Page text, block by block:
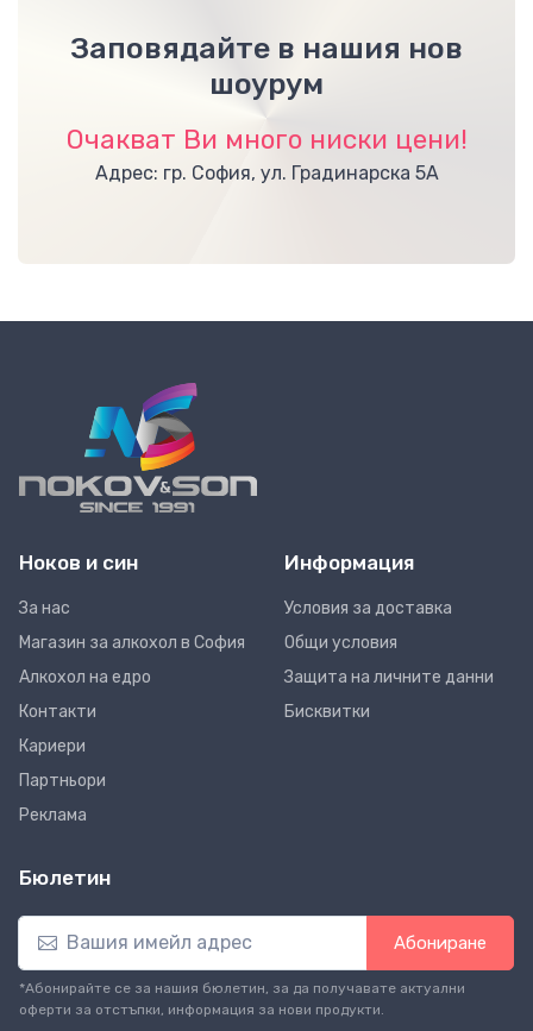
Заповядайте в нашия нов
шоурум
Очакват Ви много ниски цени!
Адрес: гр. София, ул. Градинарска 5А
Ноков и син
За нас
Магазин за алкохол в София
Алкохол на едро
Контакти
Кариери
Партньори
Реклама
Информация
Условия за доставка
Общи условия
Защита на личните данни
Бисквитки
Бюлетин
Абониране
*Абонирайте се за нашия бюлетин, за да получавате актуални
оферти за отстъпки, информация за нови продукти.